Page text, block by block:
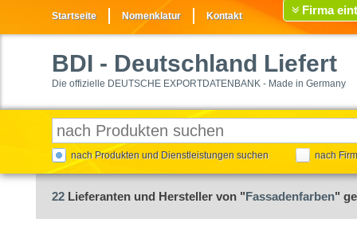
Startseite Nomenklatur Kontakt Firma
BDI - Deutschland Liefert
Die offizielle DEUTSCHE EXPORTDATENBANK - Made in Germany
nach Produkten und Dienstleistungen suchen nach
22 Lieferanten und Hersteller von "Fassadenfarben"